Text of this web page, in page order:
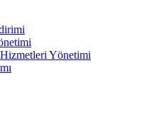
Yönetimi